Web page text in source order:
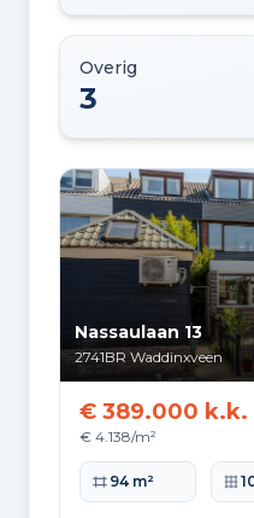
Overig
3
Nassaulaan 13
2741BR Waddinxveen
€ 389.000 k.k.
€ 4.138/m²
Woonoppervlakte
94 m²